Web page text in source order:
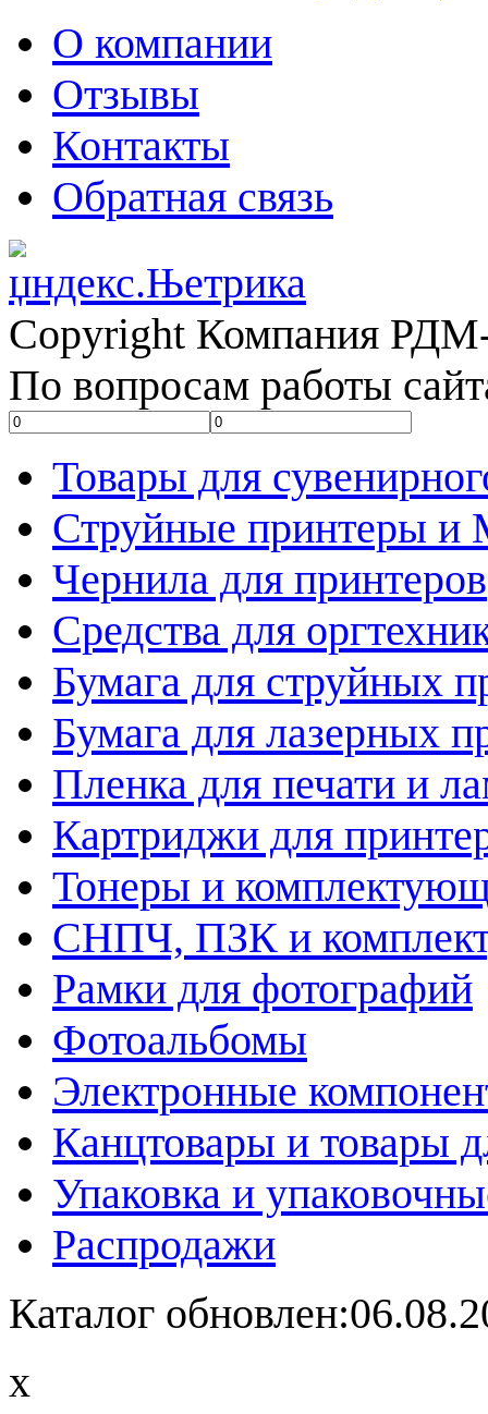
О компании
Отзывы
Контакты
Обратная связь
Copyright Компания
По вопросам работы
Товары для
Струйные принтеры
Чернила для принтеров
Средства для
Бумага для струйных
Бумага для лазерных
Пленка для печати и
Картриджи для
Тонеры и
СНПЧ, ПЗК и
Рамки для фотографий
Фотоальбомы
Электронные
Канцтовары и товары
Упаковка и
Распродажи
Каталог
x